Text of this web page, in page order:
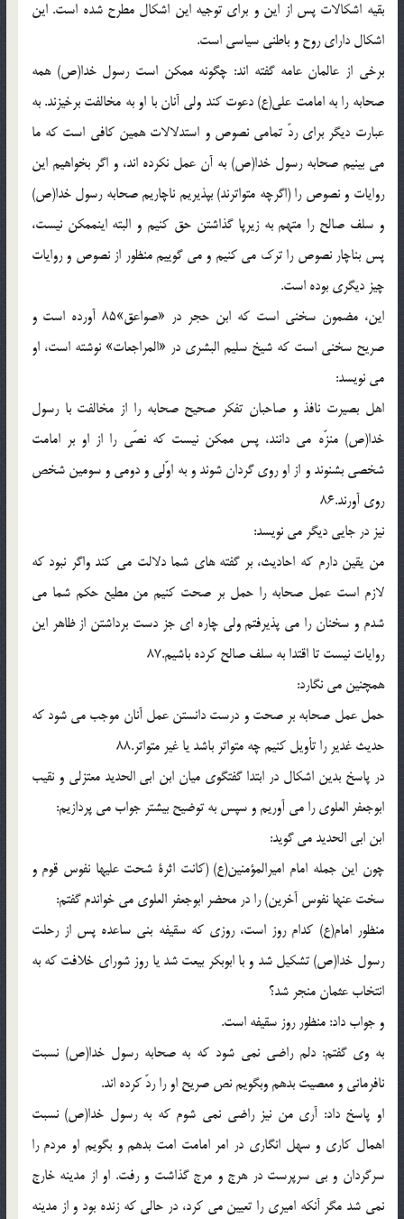
بقيه اشكالات پس از اين و براى توجيه اين اشكال مطرح شده است. اين
اشكال داراى روح و باطنى سياسى است.
برخى از عالمان عامه گفته اند: چگونه ممكن است رسول خدا(ص) همه
صحابه را به امامت على(ع) دعوت كند ولى آنان با او به مخالفت برخيزند. به
عبارت ديگر براى ردّ تمامى نصوص و استدلالات همين كافى است كه ما
مى بينيم صحابه رسول خدا(ص) به آن عمل نكرده اند، و اگر بخواهيم اين
روايات و نصوص را (اگرچه متواترند) بپذيريم ناچاريم صحابه رسول خدا(ص)
و سلف صالح را متهم به زيرپا گذاشتن حق كنيم و البته اينممكن نيست،
پس بناچار نصوص را ترك مى كنيم و مى گوييم منظور از نصوص و روايات
چيز ديگرى بوده است.
اين، مضمون سخنى است كه ابن حجر در «صواعق»85 آورده است و
صريح سخنى است كه شيخ سليم البشرى در «المراجعات» نوشته است، او
مى نويسد:
اهل بصيرت نافذ و صاحبان تفكر صحيح صحابه را از مخالفت با رسول
خدا(ص) منزّه مى دانند، پس ممكن نيست كه نصّى را از او بر امامت
شخصى بشنوند و از او روى گردان شوند و به اوّلى و دومى و سومين شخص
روى آورند.86
نيز در جايى ديگر مى نويسد:
من يقين دارم كه احاديث، بر گفته هاى شما دلالت مى كند واگر نبود كه
لازم است عمل صحابه را حمل بر صحت كنيم من مطيع حكم شما مى
شدم و سخنان را مى پذيرفتم ولى چاره اى جز دست برداشتن از ظاهر اين
روايات نيست تا اقتدا به سلف صالح كرده باشيم.87
همچنين مى نگارد:
حمل عمل صحابه بر صحت و درست دانستن عمل آنان موجب مى شود كه
حديث غدير را تأويل كنيم چه متواتر باشد يا غير متواتر.88
در پاسخ بدين اشكال در ابتدا گفتگوى ميان ابن ابى الحديد معتزلى و نقيب
ابوجعفر العلوى را مى آوريم و سپس به توضيح بيشتر جواب مى پردازيم:
ابن ابى الحديد مى گويد:
چون اين جمله امام اميرالمؤمنين(ع) (كانت اثرة شحت عليها نفوس قوم و
سخت عنها نفوس آخرين) را در محضر ابوجعفر العلوى مى خواندم گفتم:
منظور امام(ع) كدام روز است، روزى كه سقيفه بنى ساعده پس از رحلت
رسول خدا(ص) تشكيل شد و با ابوبكر بيعت شد يا روز شوراى خلافت كه به
انتخاب عثمان منجر شد؟
و جواب داد: منظور روز سقيفه است.
به وى گفتم: دلم راضى نمى شود كه به صحابه رسول خدا(ص) نسبت
نافرمانى و معصيت بدهم وبگويم نص صريح او را ردّ كرده اند.
او پاسخ داد: آرى من نيز راضى نمى شوم كه به رسول خدا(ص) نسبت
اهمال كارى و سهل انگارى در امر امامت امت بدهم و بگويم او مردم را
سرگردان و بى سرپرست در هرج و مرج گذاشت و رفت. او از مدينه خارج
نمى شد مگر آنكه اميرى را تعيين مى كرد، در حالى كه زنده بود و از مدينه